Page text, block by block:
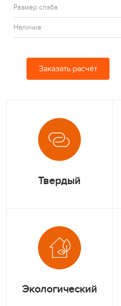
Размер слэба
Наличие
Заказать расчёт
Твердый
Экологический